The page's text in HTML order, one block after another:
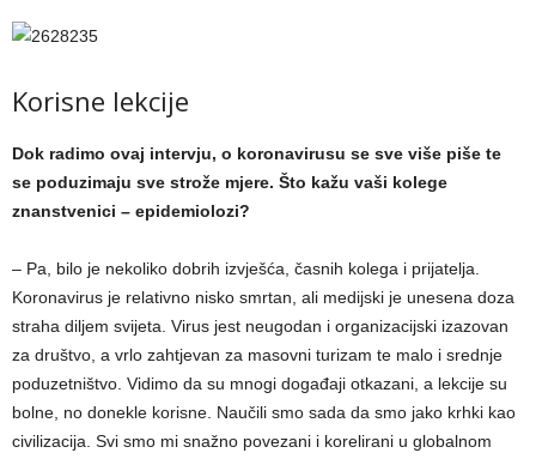
Korisne lekcije
​Dok radimo ovaj intervju, o koronavirusu se sve više piše te
se poduzimaju sve strože mjere. Što kažu vaši kolege
znanstvenici – epidemiolozi?
– Pa, bilo je nekoliko dobrih izvješća, časnih kolega i prijatelja.
Koronavirus je relativno nisko smrtan, ali medijski je unesena doza
straha diljem svijeta. Virus jest neugodan i organizacijski izazovan
za društvo, a vrlo zahtjevan za masovni turizam te malo i srednje
poduzetništvo. Vidimo da su mnogi događaji otkazani, a lekcije su
bolne, no donekle korisne. Naučili smo sada da smo jako krhki kao
civilizacija. Svi smo mi snažno povezani i korelirani u globalnom